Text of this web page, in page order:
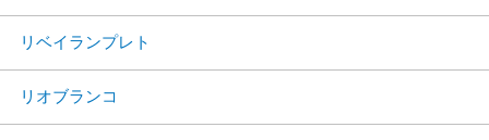
リベイランプレト
リオブランコ